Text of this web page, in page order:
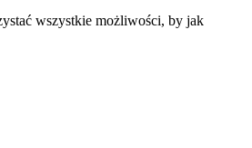
wszystkie możliwości, by jak